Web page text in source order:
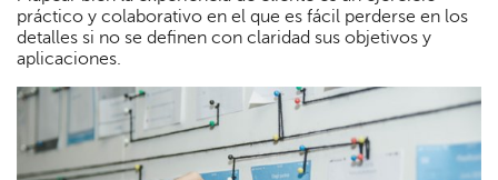
práctico y colaborativo en el que es fácil perderse en los
detalles si no se definen con claridad sus objetivos y
aplicaciones.